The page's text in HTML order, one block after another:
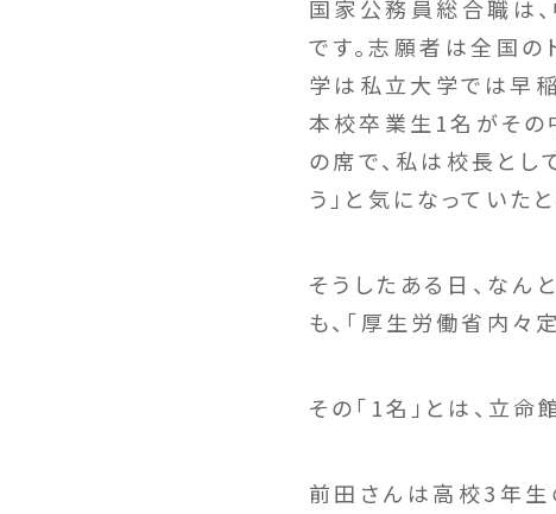
国家公務員総合職は
です。志願者は全国
学は私立大学では早
本校卒業生1名がその
の席で、私は校長とし
う」と気になっていた
そうしたある日、なん
も、「厚生労働省内々
その「1名」とは、立
前田さんは高校3年生